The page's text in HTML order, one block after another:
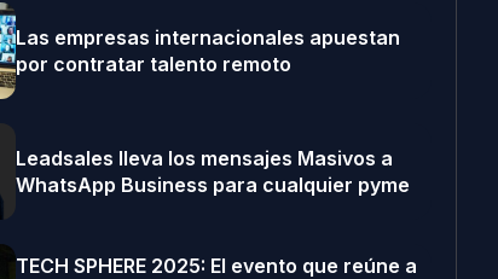
Las empresas internacionales apuestan
por contratar talento remoto
Leadsales lleva los mensajes Masivos a
WhatsApp Business para cualquier pyme
TECH SPHERE 2025: El evento que reúne a